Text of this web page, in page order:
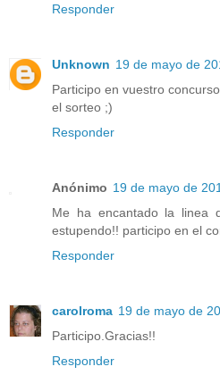
Responder
Unknown 19 de mayo de
Participo en vuestro
el sorteo ;)
Responder
Anónimo 19 de mayo de
Me ha encantado la linea
estupendo!! participo en el
Responder
carolroma 19 de mayo de
Participo.Gracias!!
Responder